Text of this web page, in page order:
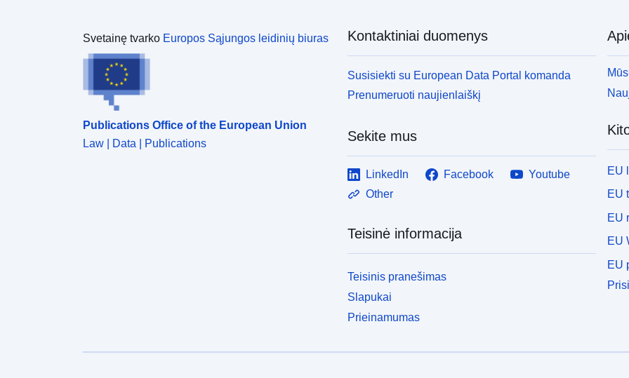
Svetainę tvarko Europos Sąjungos leidinių biuras
Publications Office of the European Union
Law | Data | Publications
Kontaktiniai duomenys
Susisiekti su European Data Portal komanda
Prenumeruoti naujienlaiškį
Sekite mus
LinkedIn Facebook
Youtube
Other
Teisinė informacija
Teisinis pranešimas
Slapukai
Prieinamumas
EU
EU
EU
EU
EU